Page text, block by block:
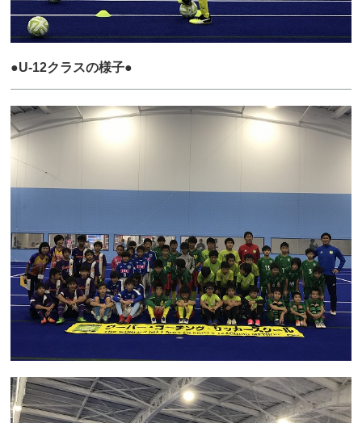
●U-12クラスの様子●